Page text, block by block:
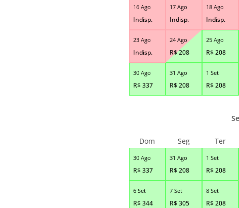
16 Ago
Indisp.
17 Ago
Indisp.
18 Ago
Indisp.
23 Ago
Indisp.
24 Ago
R$208
25 Ago
R$208
30 Ago
R$337
31 Ago
R$208
1 Set
R$208
30 Ago
R$337
31 Ago
R$208
1 Set
R$208
6 Set
R$344
7 Set
R$305
8 Set
R$208
Dom Seg Ter